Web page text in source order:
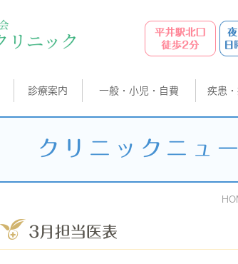
診療案内 一般・小児・自費 疾患
クリニックニュ
3月担当医表